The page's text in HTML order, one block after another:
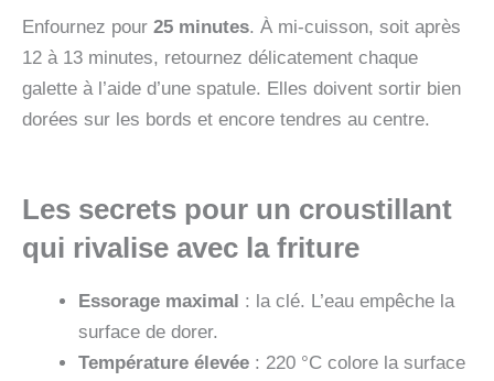
Enfournez pour 25 minutes. À mi-cuisson, soit après
12 à 13 minutes, retournez délicatement chaque
galette à l’aide d’une spatule. Elles doivent sortir bien
dorées sur les bords et encore tendres au centre.
Les secrets pour un croustillant
qui rivalise avec la friture
Essorage maximal : la clé. L’eau empêche la
surface de dorer.
Température élevée : 220 °C colore la surface